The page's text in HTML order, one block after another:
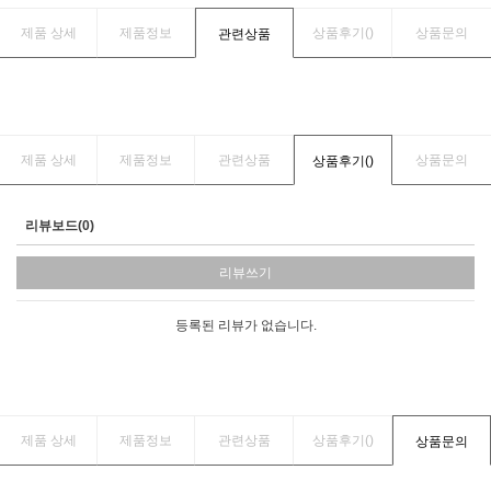
제품 상세 제품정보 관련상품 상품후기() 상품문의
제품 상세 제품정보 관련상품 상품후기() 상품문의
리뷰보드(0)
리뷰쓰기
등록된 리뷰가 없습니다.
제품 상세 제품정보 관련상품 상품후기() 상품문의